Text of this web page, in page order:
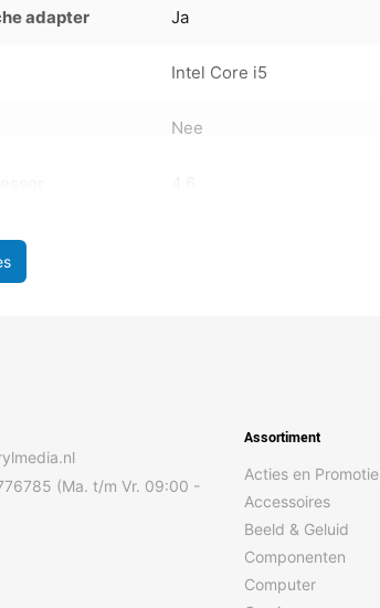
adapter Ja
Intel Core i5
Nee
(Ma. t/m Vr. 09:00 -
Assortiment
Acties en Promotie
Accessoires
Beeld & Geluid
Componenten
Computer